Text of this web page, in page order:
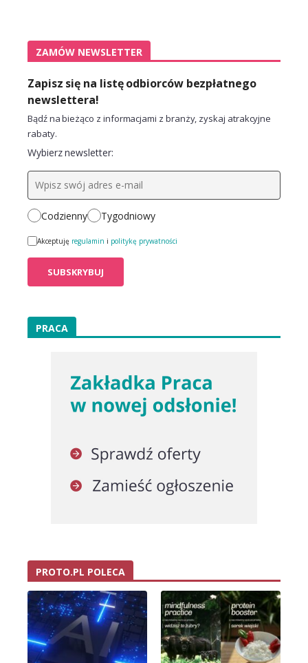
ZAMÓW NEWSLETTER
Zapisz się na listę odbiorców bezpłatnego
newslettera!
Bądź na bieżąco z informacjami z branży, zyskaj atrakcyjne
rabaty.
Wybierz newsletter:
Codzienny Tygodniowy
Akceptuję regulamin i politykę prywatności
PRACA
PROTO.PL POLECA